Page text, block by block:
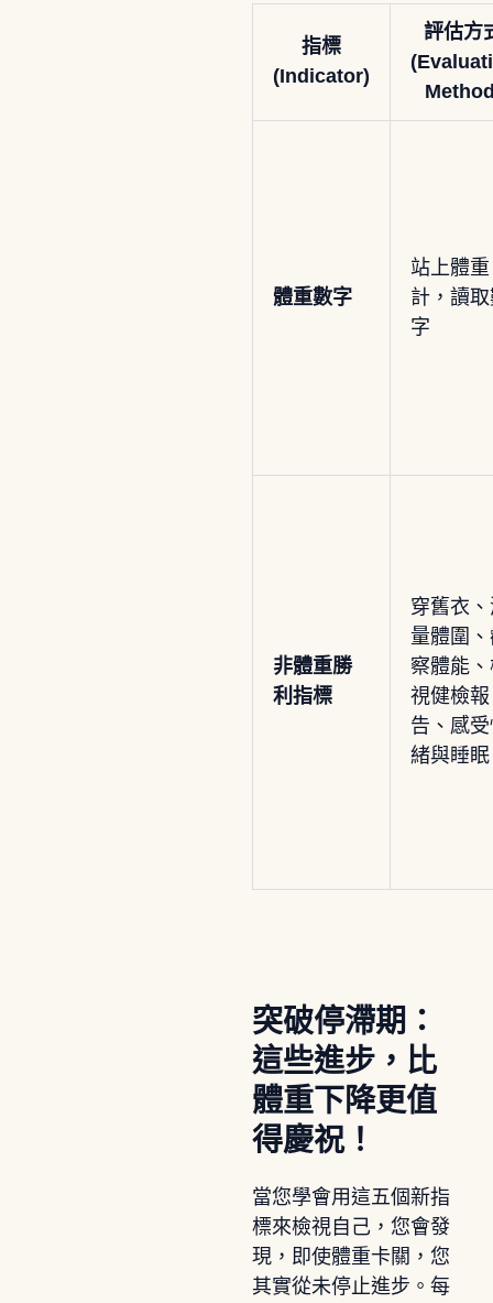
指標
(Indicator)
評估方
體重數字
站上體重
計，讀
字
非體重勝
利指標
穿舊衣
量體圍
察體能
視健檢報
告、感
緒與睡眠
突破停滯期：
這些進步，比
體重下降更值
得慶祝！
當您學會用這五個新指
標來檢視自己，您會發
現，即使體重卡關，您
其實從未停止進步。每